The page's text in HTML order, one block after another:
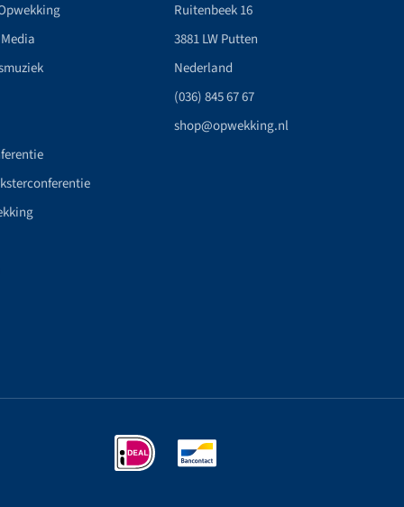
Ruitenbeek 16
3881 LW Putten
Nederland
(036) 845 67 67
shop@opwekking.nl